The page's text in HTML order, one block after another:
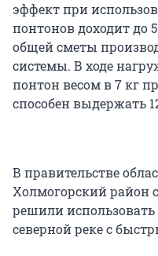
эффект при
понтонов доходит до
общей сметы
системы. В ходе
понтон весом в 7 кг
способен выдержать
В правительстве
Холмогорский район
решили
северной реке с